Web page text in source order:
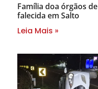
Família doa órgãos
falecida em Salto
Leia Mais »